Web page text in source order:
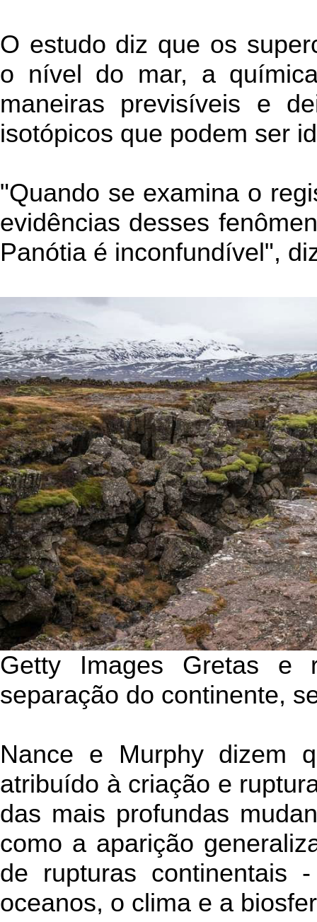
O estudo diz que os
o nível do mar, a
maneiras previsíveis e
isotópicos que podem ser
"Quando se examina o
evidências desses
Panótia é inconfundível",
Getty Images Gretas e
separação do continente,
Nance e Murphy dizem
atribuído à criação e
das mais profundas
como a aparição
de rupturas continentais
oceanos, o clima e a